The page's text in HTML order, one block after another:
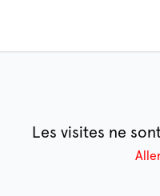
Les visites ne